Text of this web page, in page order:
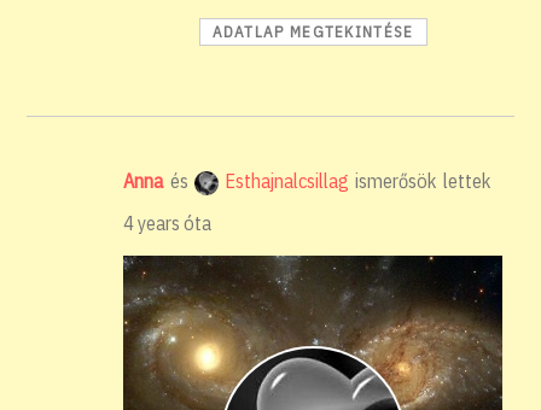
ADATLAP MEGTEKINTÉSE
Annaés Esthajnalcsillag ismerősök lettek
4 years óta